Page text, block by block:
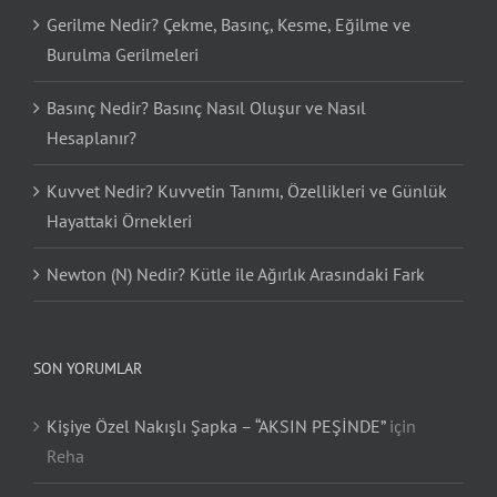
Gerilme Nedir? Çekme, Basınç, Kesme, Eğilme ve
Burulma Gerilmeleri
Basınç Nedir? Basınç Nasıl Oluşur ve Nasıl
Hesaplanır?
Kuvvet Nedir? Kuvvetin Tanımı, Özellikleri ve Günlük
Hayattaki Örnekleri
Newton (N) Nedir? Kütle ile Ağırlık Arasındaki Fark
SON YORUMLAR
Kişiye Özel Nakışlı Şapka – “AKSIN PEŞİNDE”için
Reha